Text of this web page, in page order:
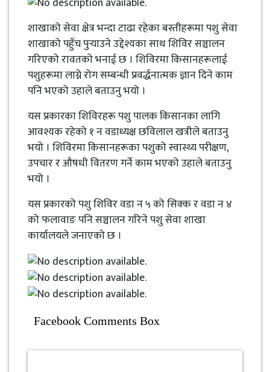
शाखाको सेवा क्षेत्र भन्दा टाढा रहेका बस्तीहरूमा पशु सेवा
शाखाको पहुँच पुर्‍याउने उद्देश्यका साथ शिविर सञ्चालन
गरिएको रावतको भनाई छ । शिविरमा किसानहरूलाई
पशुहरूमा लाग्ने रोग सम्बन्धी प्रवर्द्धनात्मक ज्ञान दिने काम
पनि भएको उहाले बताउनु भयो ।
यस प्रकारका शिविरहरू पशु पालक किसानका लागि
आवश्यक रहेको १ न वडाध्यक्ष छविलाल खत्रीले बताउनु
भयो । शिविरमा किसानहरूका पशुको स्वास्थ्य परीक्षण,
उपचार र औषधी वितरण गर्ने काम भएको उहाले बताउनु
भयो ।
यस प्रकारको पशु शिविर वडा न ५ को सिक्क र वडा न ४
को फलावाङ पनि सञ्चालन गरिने पशु सेवा शाखा
कार्यालयले जनाएको छ ।
Facebook Comments Box